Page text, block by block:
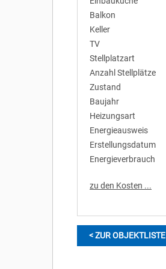
Balkon
Keller
TV
Stellplatzart
Anzahl Stellplätze
Zustand
Baujahr
Heizungsart
Energieausweis
Erstellungsdatum
Energieverbrauch
zu den Kosten ...
< ZUR OBJEKTLISTE